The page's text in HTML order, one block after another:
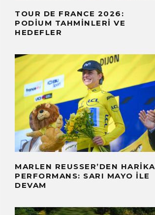
1 DAKIKADA OKU
TOUR DE FRANCE 2026:
PODIUM TAHMINLERI VE
HEDEFLER
MARLEN REUSSER’DEN HARIKA
PERFORMANS: SARI MAYO İLE
DEVAM